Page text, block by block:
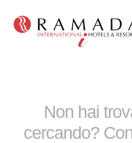
Non hai
cercando?